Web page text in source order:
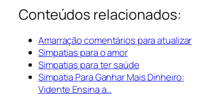
Conteúdos relacionados:
Amarração comentários para atualizar
Simpatias para o amor
Simpatias para ter saúde
Simpatia Para Ganhar Mais Dinheiro:
Vidente Ensina a…